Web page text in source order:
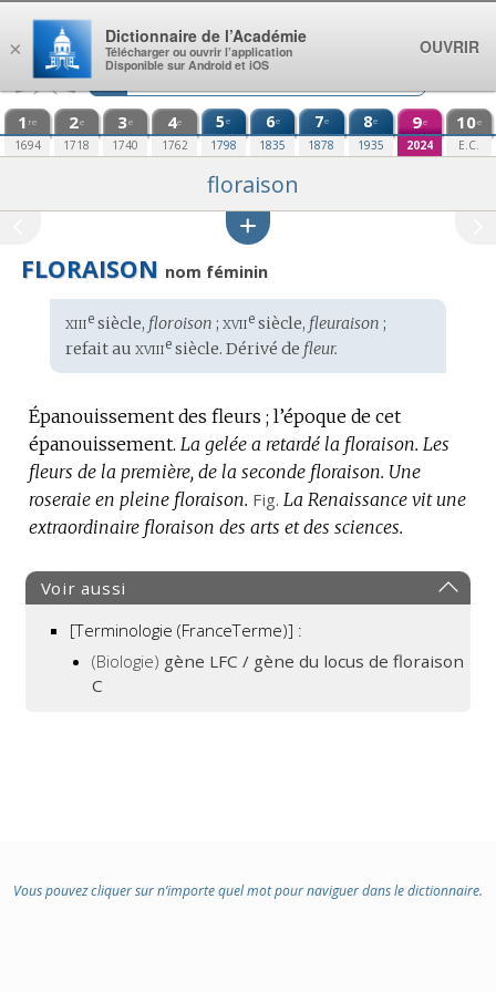
Aller au contenu
1 re
1694
2e
1718
3e
1740
4e
1762
5e
1798
6e
1835
7e
1878
8e
1935
9e
2024
10e
E.C.
floraison
FLORAISON nom féminin
Étymologie
:
xiiiesiècle, floroison ; xviiesiècle, fleuraison ;
refait au xviiiesiècle. Dérivé de fleur.
Épanouissement des fleurs ; l’époque de cet
épanouissement. La gelée a retardé la floraison. Les
fleurs de la première, de la seconde floraison. Une
roseraie en pleine floraison. Fig. La Renaissance vit une
extraordinaire floraison des arts et des sciences.
Voir aussi
[Terminologie (FranceTerme)] :
(Biologie) gène LFC / gène du locus de floraison
C
Vous pouvez cliquer sur n’importe quel mot pour naviguer dans le dictionnaire.
×
Dictionnaire de l’Académie
Télécharger ou ouvrir l’application
Disponible sur Android et iOS
OUVRIR